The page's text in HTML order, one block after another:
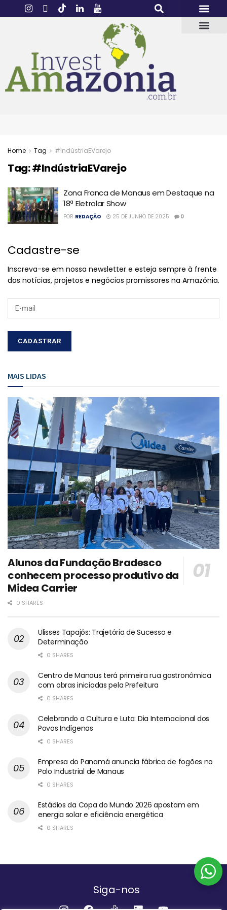
Home Tag #IndústriaEVarejo
Tag:#IndústriaEVarejo
Zona Franca de Manaus em Destaque na
18ª Eletrolar Show
POR REDAÇÃO 25 DE JUNHO DE 2025 0
Cadastre-se
Inscreva-se em nossa newsletter e esteja sempre à frente
das notícias, projetos e negócios promissores na Amazônia.
MAIS LIDAS
Alunos da Fundação Bradesco
conhecem processo produtivo da
Midea Carrier
0 SHARES
Ulisses Tapajós: Trajetória de Sucesso e
Determinação
0 SHARES
Centro de Manaus terá primeira rua gastronômica
com obras iniciadas pela Prefeitura
0 SHARES
Celebrando a Cultura e Luta: Dia Internacional dos
Povos Indígenas
0 SHARES
Empresa do Panamá anuncia fábrica de fogões no
Polo Industrial de Manaus
0 SHARES
Estádios da Copa do Mundo 2026 apostam em
energia solar e eficiência energética
0 SHARES
Siga-nos